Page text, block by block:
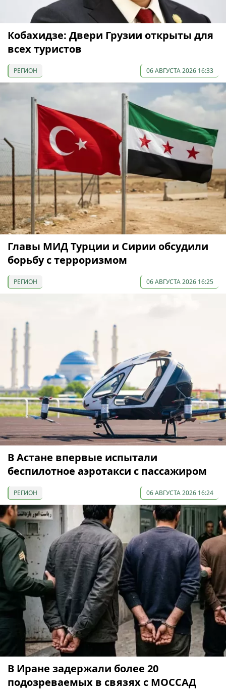
Кобахидзе: Двери Грузии открыты для
всех туристов
РЕГИОН 06 АВГУСТА 2026 16:33
Главы МИД Турции и Сирии обсудили
борьбу с терроризмом
РЕГИОН 06 АВГУСТА 2026 16:25
В Астане впервые испытали
беспилотное аэротакси с пассажиром
РЕГИОН 06 АВГУСТА 2026 16:24
В Иране задержали более 20
подозреваемых в связях с МОССАД